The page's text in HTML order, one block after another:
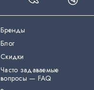
Бренды
Блог
Скидки
Часто задаваемые
вопросы — FAQ